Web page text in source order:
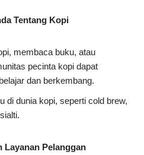
Tentang Kopi
membaca buku, atau
pecinta kopi dapat
dan berkembang.
di dunia kopi, seperti cold brew,
Layanan Pelanggan